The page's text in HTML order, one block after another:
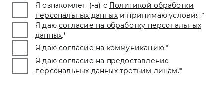
Я ознакомлен (-а) с Политикой обработки
персональных данных и принимаю условия.*
Я даю согласие на обработку персональных
данных.*
Я даю согласие на коммуникацию.*
Я даю согласие на предоставление
персональных данных третьим лицам.*